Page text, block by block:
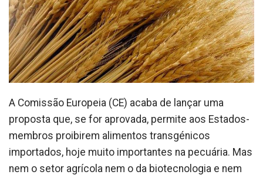
A Comissão Europeia (CE) acaba de lançar uma
proposta que, se for aprovada, permite aos Estados-
membros proibirem alimentos transgénicos
importados, hoje muito importantes na pecuária. Mas
nem o setor agrícola nem o da biotecnologia e nem